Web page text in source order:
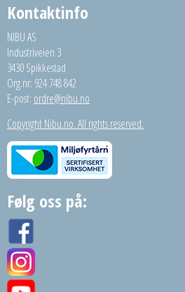
Kontaktinfo
NIBU AS
Industriveien 3
3430 Spikkestad
Org.nr: 924 748 842
E-post: ordre@nibu.no
Copyright Nibu.no. All rights reserved.
Følg oss på: